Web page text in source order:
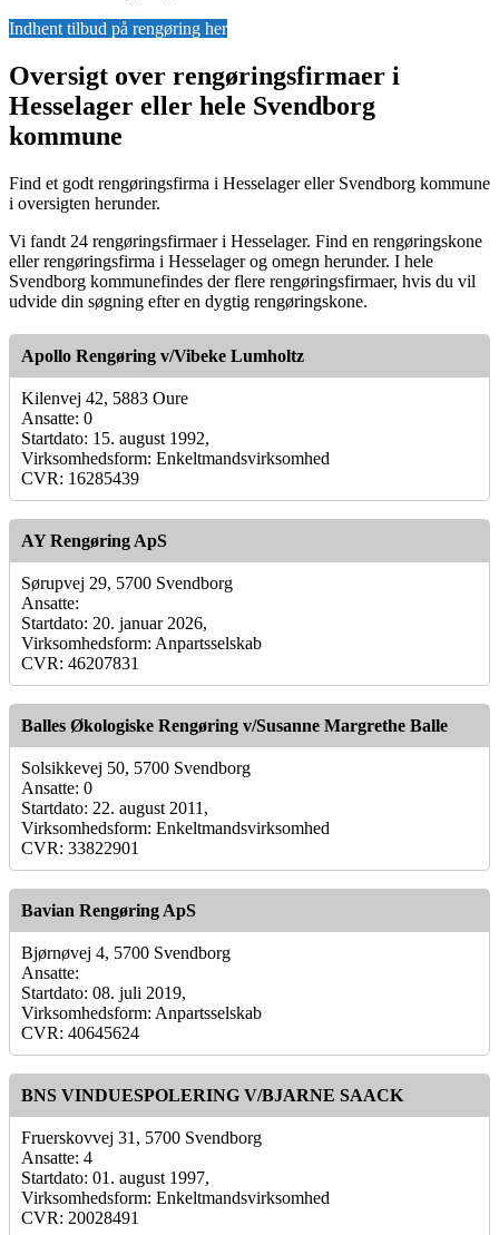
Indhent tilbud på rengøring her
Oversigt over rengøringsfirmaer i
Hesselager eller hele Svendborg
kommune
Find et godt rengøringsfirma i Hesselager eller Svendborg kommune
i oversigten herunder.
Vi fandt 24 rengøringsfirmaer i Hesselager. Find en rengøringskone
eller rengøringsfirma i Hesselager og omegn herunder. I hele
Svendborg kommunefindes der flere rengøringsfirmaer, hvis du vil
udvide din søgning efter en dygtig rengøringskone.
Apollo Rengøring v/Vibeke Lumholtz
Kilenvej 42, 5883 Oure
Ansatte: 0
Startdato: 15. august 1992,
Virksomhedsform: Enkeltmandsvirksomhed
CVR: 16285439
AY Rengøring ApS
Sørupvej 29, 5700 Svendborg
Ansatte:
Startdato: 20. januar 2026,
Virksomhedsform: Anpartsselskab
CVR: 46207831
Balles Økologiske Rengøring v/Susanne Margrethe Balle
Solsikkevej 50, 5700 Svendborg
Ansatte: 0
Startdato: 22. august 2011,
Virksomhedsform: Enkeltmandsvirksomhed
CVR: 33822901
Bavian Rengøring ApS
Bjørnøvej 4, 5700 Svendborg
Ansatte:
Startdato: 08. juli 2019,
Virksomhedsform: Anpartsselskab
CVR: 40645624
BNS VINDUESPOLERING V/BJARNE SAACK
Fruerskovvej 31, 5700 Svendborg
Ansatte: 4
Startdato: 01. august 1997,
Virksomhedsform: Enkeltmandsvirksomhed
CVR: 20028491